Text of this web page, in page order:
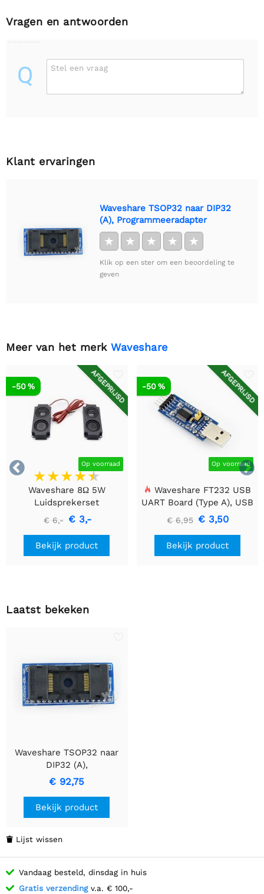
Vragen en antwoorden
Q Stel een vraag
Klant ervaringen
Waveshare TSOP32 naar DIP32
(A), Programmeeradapter
★ ★ ★ ★ ★
Klik op een ster om een beoordeling te
geven
Meer van het merk Waveshare


AFGEPRIJSD
Op voorraad
-50 %
Waveshare 8Ω 5W
Luidsprekerset
€ 6,- € 3,-
Bekijk product
AFGEPRIJSD
Op voorraad
-50 %
Waveshare FT232 USB
UART Board (Type A), USB
naar TTL (UART)
Communicatiemodule
€ 6,95 € 3,50
Bekijk product
Laatst bekeken
Waveshare TSOP32 naar
DIP32 (A),
Programmeeradapter
€ 92,75
Bekijk product
 Lijst wissen
Vandaag besteld, dinsdag in huis
Gratis verzendingv.a. € 100,-